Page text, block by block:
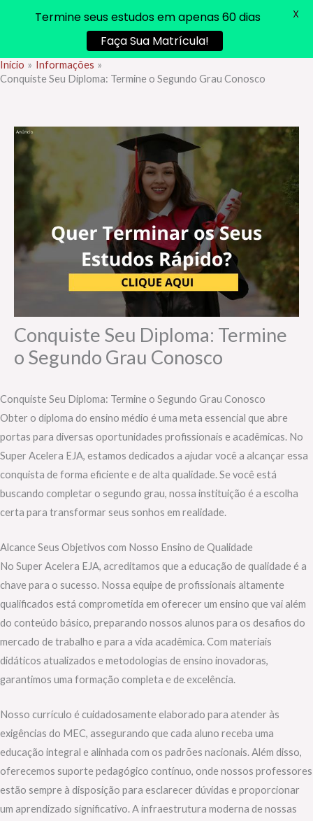
Ir
para
Início
Informações
Conquiste Seu Diploma: Termine o Segundo Grau Conosco
Conquiste Seu Diploma: Termine
o Segundo Grau Conosco
Conquiste Seu Diploma: Termine o Segundo Grau Conosco
Obter o diploma do ensino médio é uma meta essencial que abre
portas para diversas oportunidades profissionais e acadêmicas. No
Super Acelera EJA, estamos dedicados a ajudar você a alcançar essa
conquista de forma eficiente e de alta qualidade. Se você está
buscando completar o segundo grau, nossa instituição é a escolha
certa para transformar seus sonhos em realidade.
Alcance Seus Objetivos com Nosso Ensino de Qualidade
No Super Acelera EJA, acreditamos que a educação de qualidade é a
chave para o sucesso. Nossa equipe de profissionais altamente
qualificados está comprometida em oferecer um ensino que vai além
do conteúdo básico, preparando nossos alunos para os desafios do
mercado de trabalho e para a vida acadêmica. Com materiais
didáticos atualizados e metodologias de ensino inovadoras,
garantimos uma formação completa e de excelência.
Nosso currículo é cuidadosamente elaborado para atender às
exigências do MEC, assegurando que cada aluno receba uma
educação integral e alinhada com os padrões nacionais. Além disso,
oferecemos suporte pedagógico contínuo, onde nossos professores
estão sempre à disposição para esclarecer dúvidas e proporcionar
um aprendizado significativo. A infraestrutura moderna de nossas
Termine seus estudos em apenas 60 dias
Faça Sua Matrícula!
X